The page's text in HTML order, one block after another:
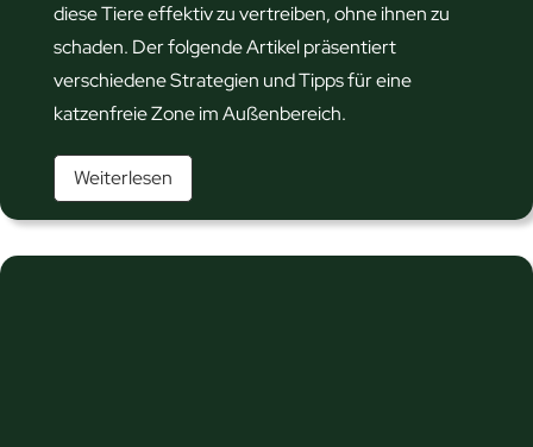
diese Tiere effektiv zu vertreiben, ohne ihnen zu
schaden. Der folgende Artikel präsentiert
verschiedene Strategien und Tipps für eine
katzenfreie Zone im Außenbereich.
Weiterlesen
n